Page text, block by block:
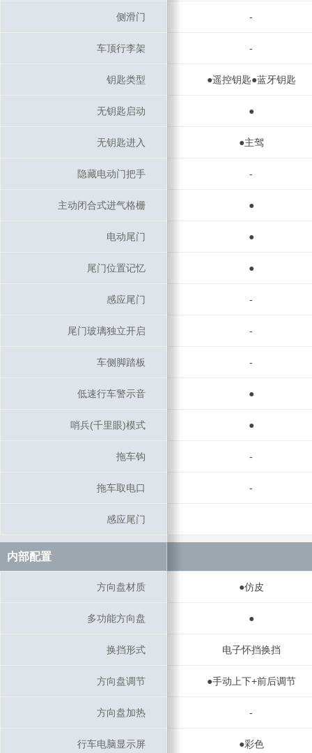
侧滑门 -
车顶行李架 -
钥匙类型 ●遥控钥匙●蓝牙钥匙
无钥匙启动 ●
无钥匙进入 ●主驾
隐藏电动门把手 -
主动闭合式进气格栅 ●
电动尾门 ●
尾门位置记忆 ●
感应尾门 -
尾门玻璃独立开启 -
车侧脚踏板 -
低速行车警示音 ●
哨兵(千里眼)模式 ●
拖车钩 -
拖车取电口 -
感应尾门
内部配置
方向盘材质 ●仿皮
多功能方向盘 ●
换挡形式 电子怀挡换挡
方向盘调节 ●手动上下+前后调节
方向盘加热 -
行车电脑显示屏 ●彩色
侧滑门
车顶行李架
钥匙类型
无钥匙启动
无钥匙进入
隐藏电动门把手
主动闭合式进气格栅
电动尾门
尾门位置记忆
感应尾门
尾门玻璃独立开启
车侧脚踏板
低速行车警示音
哨兵(千里眼)模式
拖车钩
拖车取电口
感应尾门
内部配置
方向盘材质
多功能方向盘
换挡形式
方向盘调节
方向盘加热
行车电脑显示屏